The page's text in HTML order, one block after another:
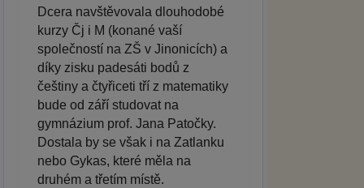
Dcera navštěvovala dlouhodobé
kurzy Čj i M (konané vaší
společností na ZŠ v Jinonicích) a
díky zisku padesáti bodů z
češtiny a čtyřiceti tří z matematiky
bude od září studovat na
gymnázium prof. Jana Patočky.
Dostala by se však i na Zatlanku
nebo Gykas, které měla na
druhém a třetím místě.